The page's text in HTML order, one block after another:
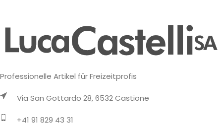
Professionelle Artikel für Freizeitprofis
Via San Gottardo 28, 6532 Castione
+41 91 829 43 31